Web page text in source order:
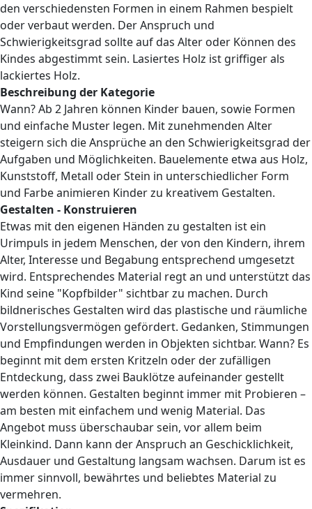
den verschiedensten Formen in einem Rahmen bespielt
oder verbaut werden. Der Anspruch und
Schwierigkeitsgrad sollte auf das Alter oder Können des
Kindes abgestimmt sein. Lasiertes Holz ist griffiger als
lackiertes Holz.
Beschreibung der Kategorie
Wann? Ab 2 Jahren können Kinder bauen, sowie Formen
und einfache Muster legen. Mit zunehmenden Alter
steigern sich die Ansprüche an den Schwierigkeitsgrad der
Aufgaben und Möglichkeiten. Bauelemente etwa aus Holz,
Kunststoff, Metall oder Stein in unterschiedlicher Form
und Farbe animieren Kinder zu kreativem Gestalten.
Gestalten - Konstruieren
Etwas mit den eigenen Händen zu gestalten ist ein
Urimpuls in jedem Menschen, der von den Kindern, ihrem
Alter, Interesse und Begabung entsprechend umgesetzt
wird. Entsprechendes Material regt an und unterstützt das
Kind seine "Kopfbilder" sichtbar zu machen. Durch
bildnerisches Gestalten wird das plastische und räumliche
Vorstellungsvermögen gefördert. Gedanken, Stimmungen
und Empfindungen werden in Objekten sichtbar. Wann? Es
beginnt mit dem ersten Kritzeln oder der zufälligen
Entdeckung, dass zwei Bauklötze aufeinander gestellt
werden können. Gestalten beginnt immer mit Probieren –
am besten mit einfachem und wenig Material. Das
Angebot muss überschaubar sein, vor allem beim
Kleinkind. Dann kann der Anspruch an Geschicklichkeit,
Ausdauer und Gestaltung langsam wachsen. Darum ist es
immer sinnvoll, bewährtes und beliebtes Material zu
vermehren.